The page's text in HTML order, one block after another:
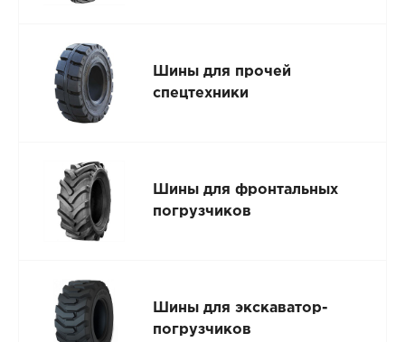
Шины для прочей
спецтехники
Шины для фронтальных
погрузчиков
Шины для экскаватор-
погрузчиков